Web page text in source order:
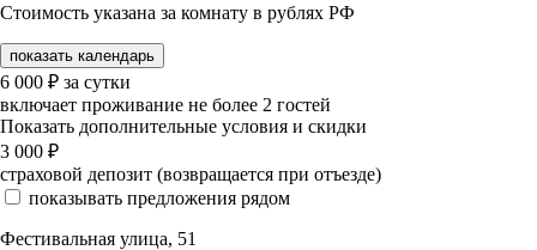
Стоимость указана за комнату в рублях РФ
показать календарь
6 000 ₽ за сутки
включает проживание не более 2 гостей
Показать дополнительные условия и скидки
3 000 ₽
страховой депозит (возвращается при отъезде)
показывать предложения рядом
Фестивальная улица, 51